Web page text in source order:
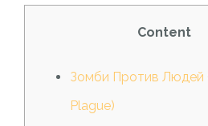
Content
Зомби Против Людей
Plague)